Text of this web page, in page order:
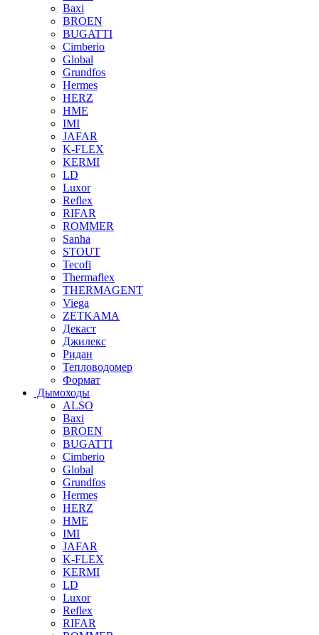
Baxi
BROEN
BUGATTI
Cimberio
Global
Grundfos
Hermes
HERZ
HME
IMI
JAFAR
K-FLEX
KERMI
LD
Luxor
Reflex
RIFAR
ROMMER
Sanha
STOUT
Tecofi
Thermaflex
THERMAGENT
Viega
ZETKAMA
Декаст
Джилекс
Ридан
Тепловодомер
Формат
Дымоходы
ALSO
Baxi
BROEN
BUGATTI
Cimberio
Global
Grundfos
Hermes
HERZ
HME
IMI
JAFAR
K-FLEX
KERMI
LD
Luxor
Reflex
RIFAR